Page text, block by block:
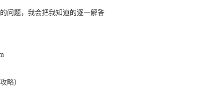
问题，我会把我知道的逐一解答
略）